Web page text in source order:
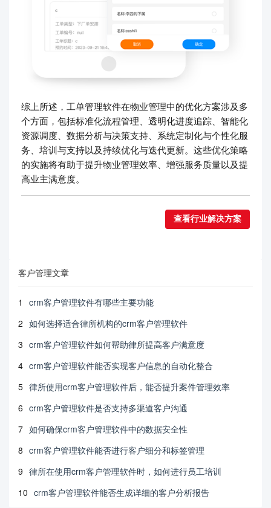
综上所述，工单管理软件在物业管理中的优化方案涉及多
个方面，包括标准化流程管理、透明化进度追踪、智能化
资源调度、数据分析与决策支持、系统定制化与个性化服
务、培训与支持以及持续优化与迭代更新。这些优化策略
的实施将有助于提升物业管理效率、增强服务质量以及提
高业主满意度。
查看行业解决方案
客户管理文章
1
crm客户管理软件有哪些主要功能
2 如何选择适合律所机构的crm客户管理软件
3 crm客户管理软件如何帮助律所提高客户满意度
4 crm客户管理软件能否实现客户信息的自动化整合
5 律所使用crm客户管理软件后，能否提升案件管理效率
6 crm客户管理软件是否支持多渠道客户沟通
7 如何确保crm客户管理软件中的数据安全性
8 crm客户管理软件能否进行客户细分和标签管理
9 律所在使用crm客户管理软件时，如何进行员工培训
10 crm客户管理软件能否生成详细的客户分析报告